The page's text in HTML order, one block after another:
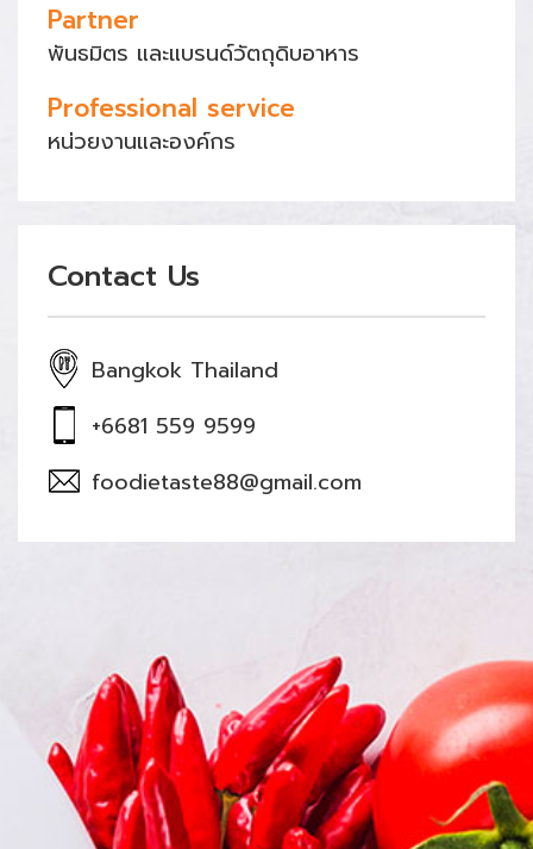
Partner
พันธมิตร และแบรนด์วัตถุดิบอาหาร
Professional service
หน่วยงานและองค์กร
Contact Us
Bangkok Thailand
+6681 559 9599
foodietaste88@gmail.com